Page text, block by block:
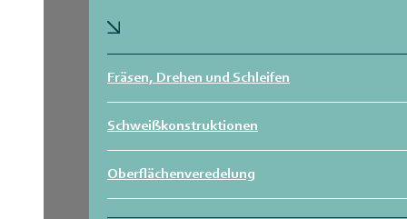
Fräsen, Drehen und Schleifen
Schweißkonstruktionen
Oberflächenveredelung